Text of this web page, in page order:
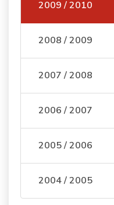
2009 / 2010
2008 / 2009
2007 / 2008
2006 / 2007
2005 / 2006
2004 / 2005